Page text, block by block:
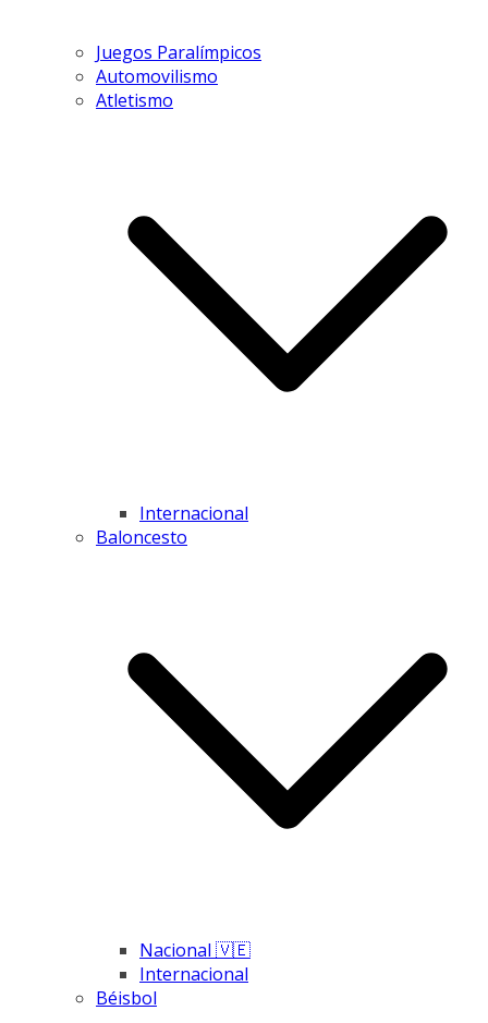
Juegos Paralímpicos
Automovilismo
Atletismo
Internacional
Baloncesto
Nacional 🇻🇪
Internacional
Béisbol